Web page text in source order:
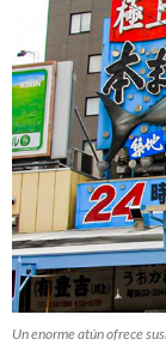
Un enorme atún ofrece